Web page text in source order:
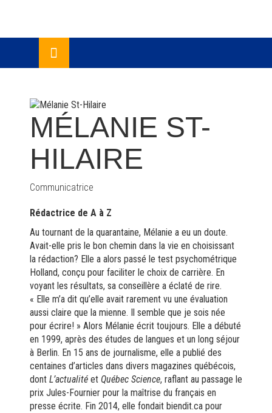
MÉLANIE ST-
HILAIRE
Communicatrice
Rédactrice de A à Z
Au tournant de la quarantaine, Mélanie a eu un doute.
Avait-elle pris le bon chemin dans la vie en choisissant
la rédaction? Elle a alors passé le test psychométrique
Holland, conçu pour faciliter le choix de carrière. En
voyant les résultats, sa conseillère a éclaté de rire.
« Elle m’a dit qu’elle avait rarement vu une évaluation
aussi claire que la mienne. Il semble que je sois née
pour écrire! » Alors Mélanie écrit toujours. Elle a débuté
en 1999, après des études de langues et un long séjour
à Berlin. En 15 ans de journalisme, elle a publié des
centaines d’articles dans divers magazines québécois,
dont L’actualitéet Québec Science, raflant au passage le
prix Jules-Fournier pour la maîtrise du français en
presse écrite. Fin 2014, elle fondait biendit.ca pour